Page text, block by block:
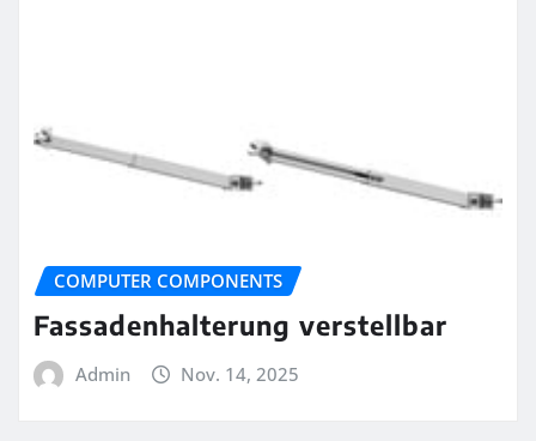
COMPUTER COMPONENTS
Fassadenhalterung verstellbar
Admin Nov. 14, 2025